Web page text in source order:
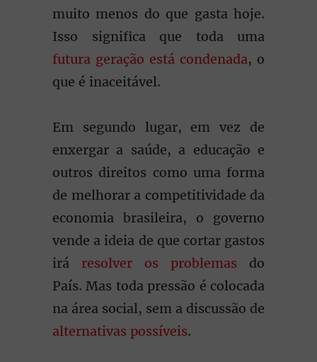
muito menos do que gasta hoje.
Isso significa que toda uma
futura geração está condenada, o
que é inaceitável.
Em segundo lugar, em vez de
enxergar a saúde, a educação e
outros direitos como uma forma
de melhorar a competitividade da
economia brasileira, o governo
vende a ideia de que cortar gastos
irá resolver os problemas do
País. Mas toda pressão é colocada
na área social, sem a discussão de
alternativas possíveis.